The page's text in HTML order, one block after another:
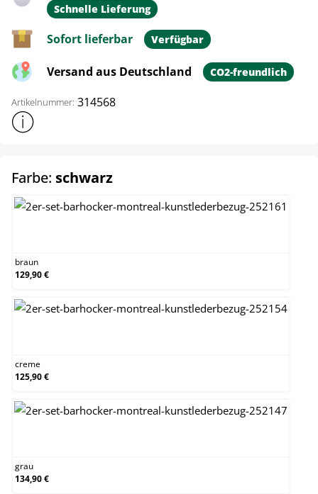
Schnelle Lieferung
Sofort lieferbar Verfügbar
Versand aus Deutschland CO2-freundlich
Artikelnummer: 314568
Weitere Produktinformationen anzeigen
Farbe: schwarzauswählen
braun
129,90 €
creme
125,90 €
grau
134,90 €